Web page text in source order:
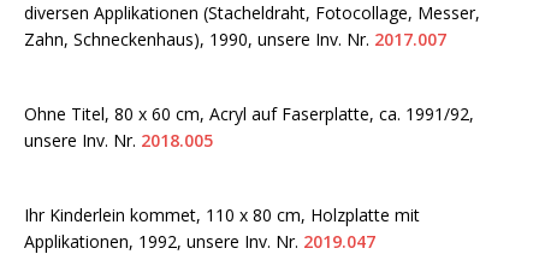
diversen Applikationen (Stacheldraht, Fotocollage, Messer,
Zahn, Schneckenhaus), 1990, unsere Inv. Nr. 2017.007
Ohne Titel, 80 x 60 cm, Acryl auf Faserplatte, ca. 1991/92,
unsere Inv. Nr. 2018.005
Ihr Kinderlein kommet, 110 x 80 cm, Holzplatte mit
Applikationen, 1992, unsere Inv. Nr. 2019.047